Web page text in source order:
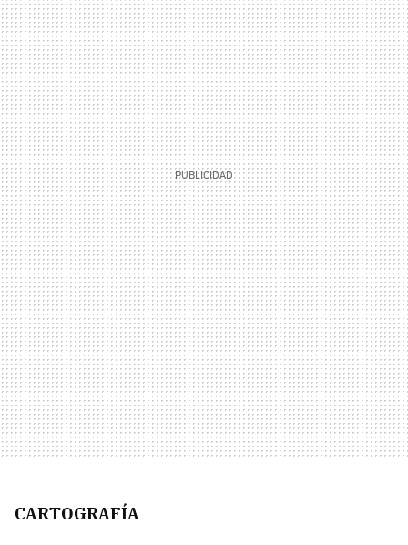
CARTOGRAFÍA